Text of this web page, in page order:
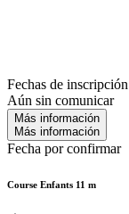
Fechas de inscripción
Aún sin comunicar
Más información
Más información
Fecha por confirmar
Course Enfants 11 m